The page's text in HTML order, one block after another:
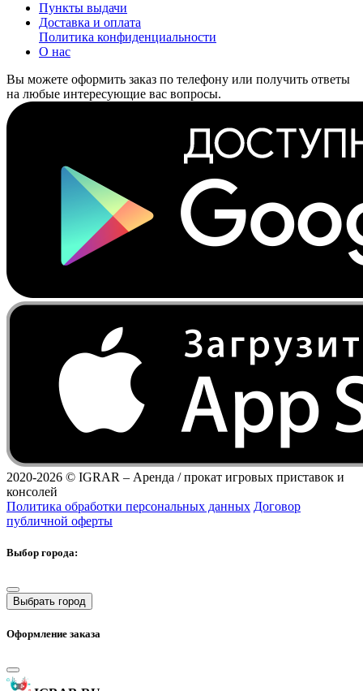
Пункты выдачи
Доставка и оплата
Политика конфиденциальности
О нас
Вы можете оформить заказ по телефону или получить ответы
на любые интересующие вас вопросы.
2020-2026 © IGRAR – Аренда / прокат игровых приставок и
консолей
Политика обработки персональных данных Договор
публичной оферты
Выбор города:
Выбрать город
Оформление заказа